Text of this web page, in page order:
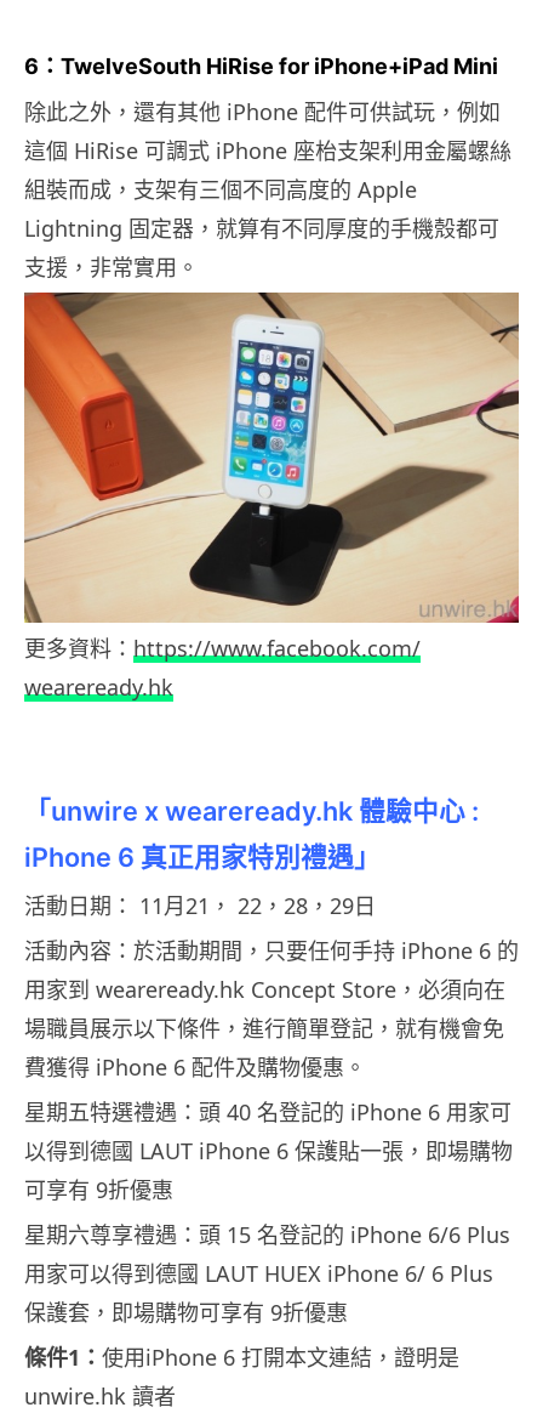
6：TwelveSouth HiRise for iPhone+iPad Mini
除此之外，還有其他 iPhone 配件可供試玩，例如
這個 HiRise 可調式 iPhone 座枱支架利用金屬螺絲
組裝而成，支架有三個不同高度的 Apple
Lightning 固定器，就算有不同厚度的手機殼都可
支援，非常實用。
更多資料： https://www.facebook.com/
weareready.hk
「unwire x weareready.hk 體驗中心 :
iPhone 6 真正用家特別禮遇」
活動日期： 11月21， 22，28，29日
活動內容：於活動期間，只要任何手持 iPhone 6 的
用家到 weareready.hk Concept Store，必須向在
場職員展示以下條件，進行簡單登記，就有機會免
費獲得 iPhone 6 配件及購物優惠。
星期五特選禮遇：頭 40 名登記的 iPhone 6 用家可
以得到德國 LAUT iPhone 6 保護貼一張，即場購物
可享有 9折優惠
星期六尊享禮遇：頭 15 名登記的 iPhone 6/6 Plus
用家可以得到德國 LAUT HUEX iPhone 6/ 6 Plus
保護套，即場購物可享有 9折優惠
條件1： 使用iPhone 6 打開本文連結，證明是
unwire.hk 讀者